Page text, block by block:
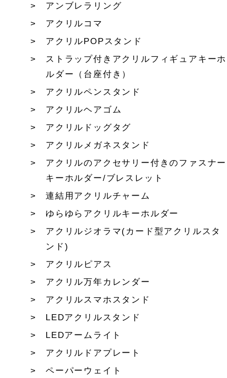
アンブレラリング
アクリルコマ
アクリルPOPスタンド
ストラップ付きアクリルフィギュアキーホ
ルダー（台座付き）
アクリルペンスタンド
アクリルヘアゴム
アクリルドッグタグ
アクリルメガネスタンド
アクリルのアクセサリー付きのファスナー
キーホルダー/ブレスレット
連結用アクリルチャーム
ゆらゆらアクリルキーホルダー
アクリルジオラマ(カード型アクリルスタ
ンド)
アクリルピアス
アクリル万年カレンダー
アクリルスマホスタンド
LEDアクリルスタンド
LEDアームライト
アクリルドアプレート
ペーパーウェイト